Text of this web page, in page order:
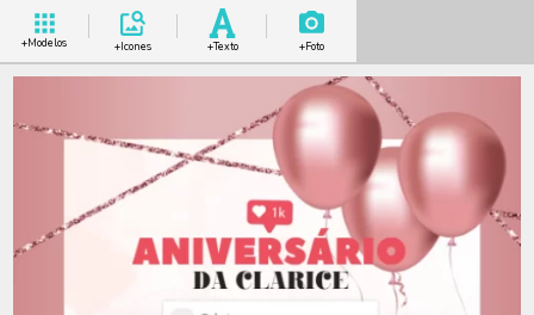
+Modelos +Icones +Texto +Foto